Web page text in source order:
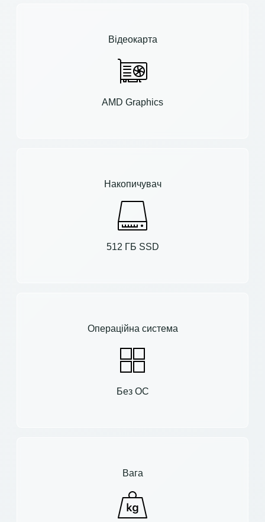
Відеокарта
AMD Graphics
Накопичувач
512 ГБ SSD
Операційна система
Без ОС
Вага